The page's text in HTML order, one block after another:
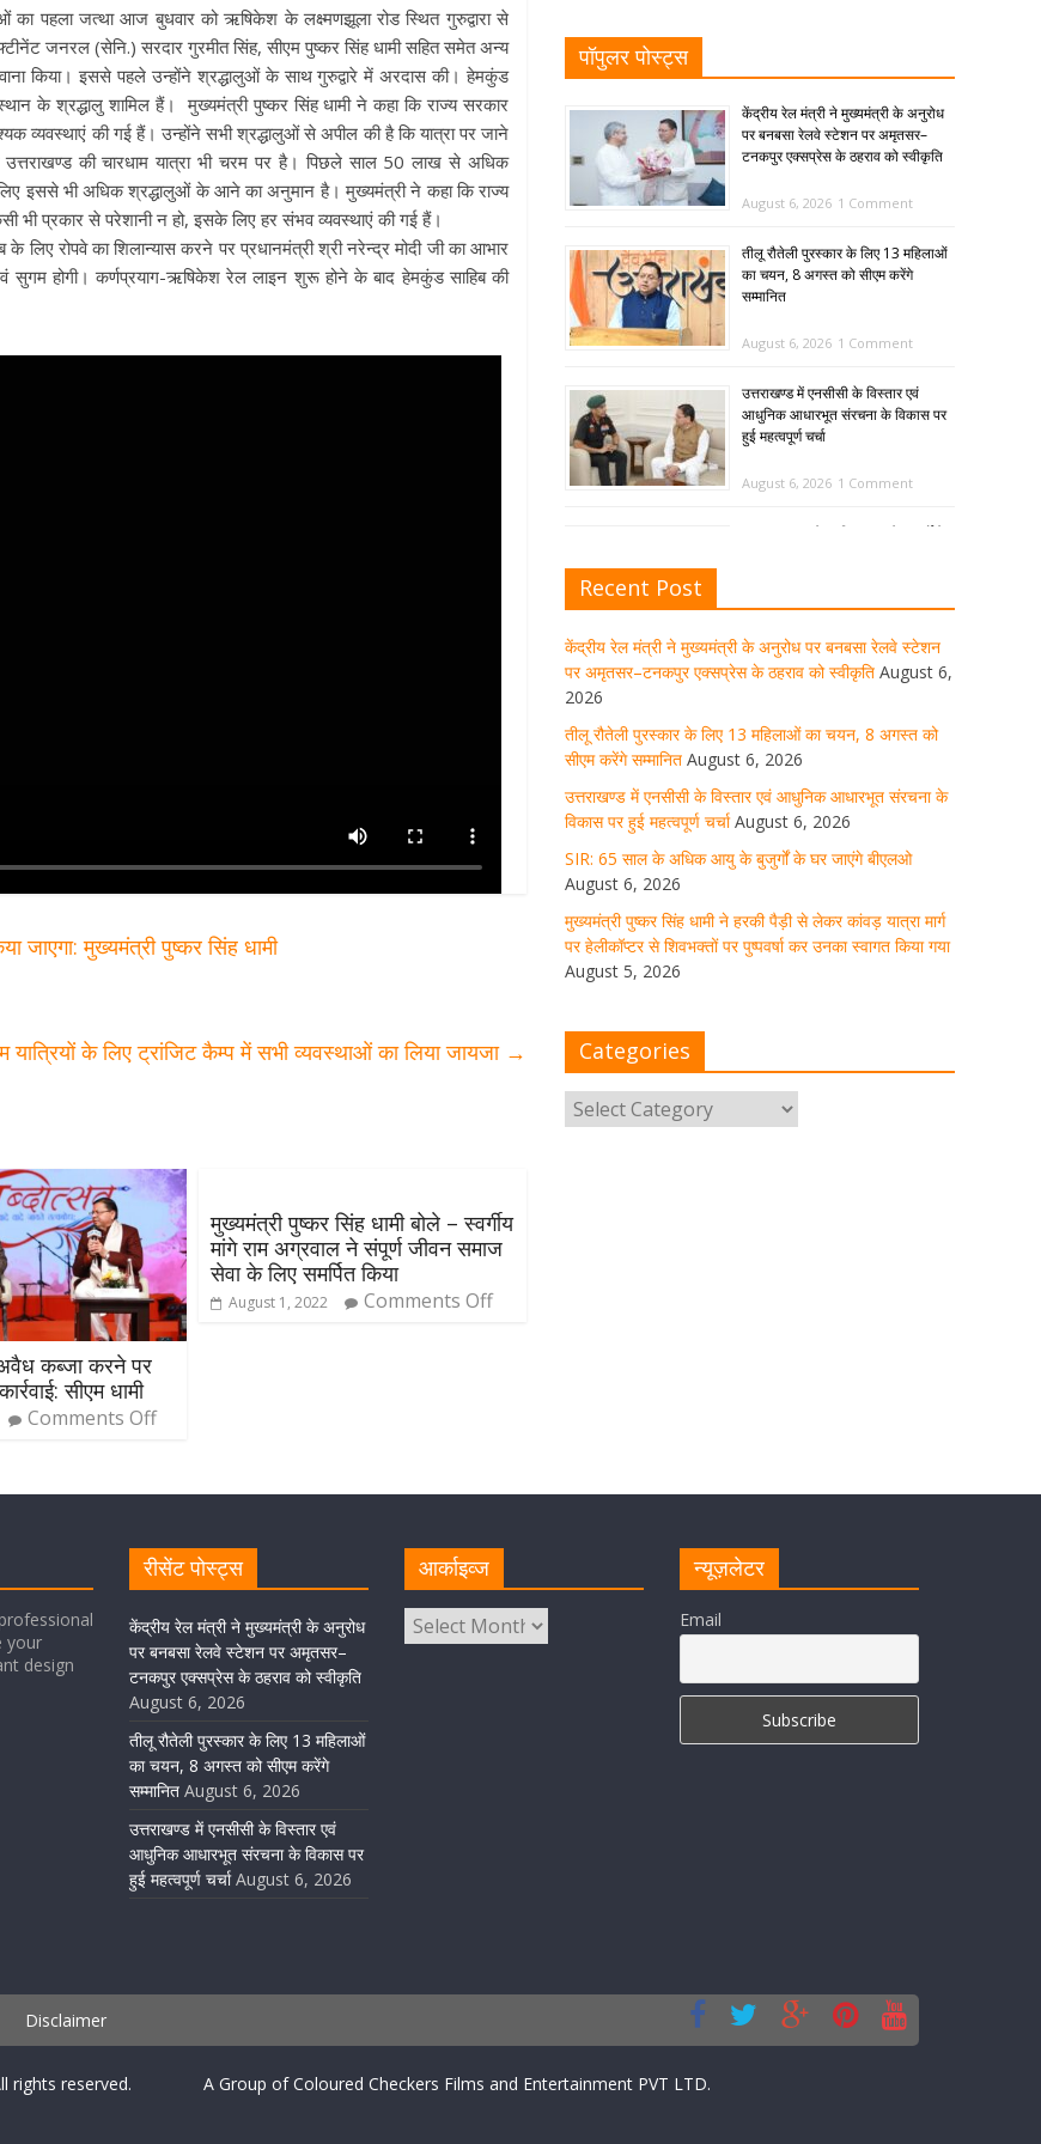
का पहला जत्था आज बुधवार को ऋषिकेश के लक्ष्मणझूला रोड स्थित गुरुद्वारा से
जनरल (सेनि.) सरदार गुरमीत सिंह, सीएम पुष्कर सिंह धामी सहित समेत अन्य
किया। इससे पहले उन्होंने श्रद्धालुओं के साथ गुरुद्वारे में अरदास की। हेमकुंड
के श्रद्धालु शामिल हैं। मुख्यमंत्री पुष्कर सिंह धामी ने कहा कि राज्य सरकार
व्यवस्थाएं की गई हैं। उन्होंने सभी श्रद्धालुओं से अपील की है कि यात्रा पर जाने
की चारधाम यात्रा भी चरम पर है। पिछले साल 50 लाख से अधिक
लिए इससे भी अधिक श्रद्धालुओं के आने का अनुमान है। मुख्यमंत्री ने कहा कि राज्य
भी प्रकार से परेशानी न हो, इसके लिए हर संभव व्यवस्थाएं की गई हैं।
लिए रोपवे का शिलान्यास करने पर प्रधानमंत्री श्री नरेन्द्र मोदी जी का आभार
सुगम होगी। कर्णप्रयाग-ऋषिकेश रेल लाइन शुरू होने के बाद हेमकुंड साहिब की
जाएगा: मुख्यमंत्री पुष्कर सिंह धामी
यात्रियों के लिए ट्रांजिट कैम्प में सभी व्यवस्थाओं का लिया जायजा →
कब्जा करने पर
सीएम धामी
Comments Off
मुख्यमंत्री पुष्कर सिंह धामी बोले – स्वर्गीय
मांगे राम अग्रवाल ने संपूर्ण जीवन समाज
सेवा के लिए समर्पित किया
August 1, 2022 Comments Off
पॉपुलर पोस्ट्स
केंद्रीय रेल मंत्री ने मुख्यमंत्री के अनुरोध
पर बनबसा रेलवे स्टेशन पर अमृतसर–
टनकपुर एक्सप्रेस के ठहराव को स्वीकृति
August 6, 2026 1 Comment
तीलू रौतेली पुरस्कार के लिए 13 महिलाओं
का चयन, 8 अगस्त को सीएम करेंगे
सम्मानित
August 6, 2026 1 Comment
उत्तराखण्ड में एनसीसी के विस्तार एवं
आधुनिक आधारभूत संरचना के विकास पर
हुई महत्वपूर्ण चर्चा
August 6, 2026 1 Comment
SIR: 65 साल के अधिक आयु के बुजुर्गों के
मुख्यमंत्री पुष्कर सिंह धामी ने हरकी पैड़ी से
किया गया
धर्मनगरी हरिद्वार में कांवड़ यात्रा के दौरान
अद्भुत संगम देखने को मिला
August 5, 2026 1 Comment
परोसा भोजन
August 5, 2026
लोकार्पण-शिलान्यास
August 5, 2026
Recent Post
केंद्रीय रेल मंत्री ने मुख्यमंत्री के अनुरोध पर बनबसा रेलवे स्टेशन
पर अमृतसर–टनकपुर एक्सप्रेस के ठहराव को स्वीकृति August 6,
2026
तीलू रौतेली पुरस्कार के लिए 13 महिलाओं का चयन, 8 अगस्त को
सीएम करेंगे सम्मानित August 6, 2026
उत्तराखण्ड में एनसीसी के विस्तार एवं आधुनिक आधारभूत संरचना के
विकास पर हुई महत्वपूर्ण चर्चा August 6, 2026
SIR: 65 साल के अधिक आयु के बुजुर्गों के घर जाएंगे बीएलओ
August 6, 2026
मुख्यमंत्री पुष्कर सिंह धामी ने हरकी पैड़ी से लेकर कांवड़ यात्रा मार्ग
पर हेलीकॉप्टर से शिवभक्तों पर पुष्पवर्षा कर उनका स्वागत किया गया
August 5, 2026
Categories
your
design
रीसेंट पोस्ट्स
केंद्रीय रेल मंत्री ने मुख्यमंत्री के अनुरोध
पर बनबसा रेलवे स्टेशन पर अमृतसर–
टनकपुर एक्सप्रेस के ठहराव को स्वीकृति
August 6, 2026
तीलू रौतेली पुरस्कार के लिए 13 महिलाओं
का चयन, 8 अगस्त को सीएम करेंगे
सम्मानित August 6, 2026
उत्तराखण्ड में एनसीसी के विस्तार एवं
आधुनिक आधारभूत संरचना के विकास पर
हुई महत्वपूर्ण चर्चा August 6, 2026
आर्काइव्ज न्यूज़लेटर
Email
Disclaimer
rights reserved. A Group of Coloured Checkers Films and Entertainment PVT LTD.